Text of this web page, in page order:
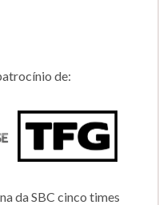
de:
da SBC cinco times